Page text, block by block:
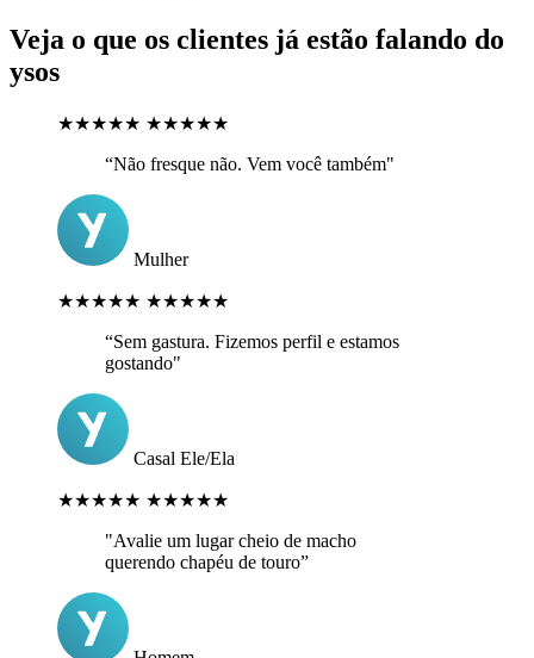
Veja o que os clientes já estão falando do
ysos
★★★★★ ★★★★★
“Não fresque não. Vem você também"
Mulher
★★★★★ ★★★★★
“Sem gastura. Fizemos perfil e estamos
gostando"
Casal Ele/Ela
★★★★★ ★★★★★
"Avalie um lugar cheio de macho
querendo chapéu de touro”